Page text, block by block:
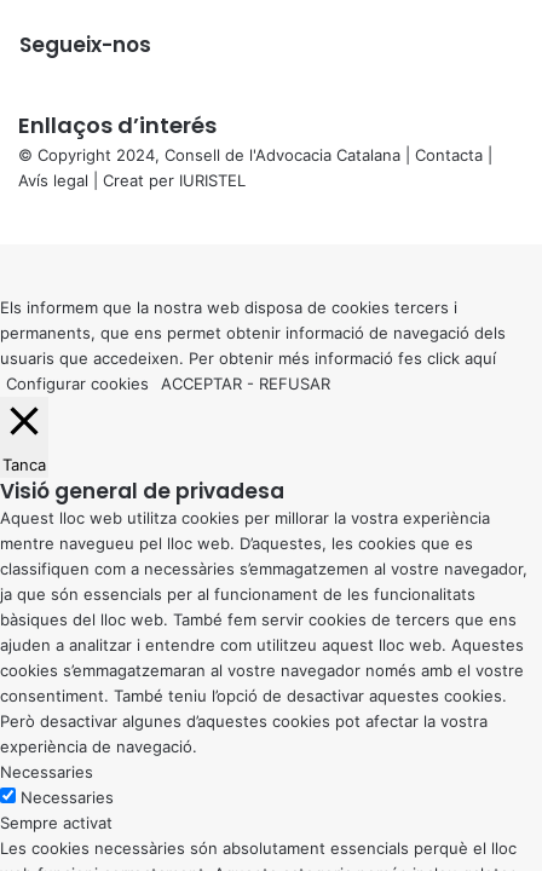
Segueix-nos
Enllaços d’interés
© Copyright 2024, Consell de l'Advocacia Catalana | Contacta
Avís legal | Creat per IURISTEL
button
Els informem que la nostra web disposa de cookies tercers i
permanents, que ens permet obtenir informació de navegació dels
usuaris que accedeixen. Per obtenir més informació fes click aquí
Configurar cookies
ACCEPTAR - REFUSAR
Tanca
Visió general de privadesa
Aquest lloc web utilitza cookies per millorar la vostra experiència
mentre navegueu pel lloc web. D’aquestes, les cookies que es
classifiquen com a necessàries s’emmagatzemen al vostre navegador,
ja que són essencials per al funcionament de les funcionalitats
bàsiques del lloc web. També fem servir cookies de tercers que ens
ajuden a analitzar i entendre com utilitzeu aquest lloc web. Aquestes
cookies s’emmagatzemaran al vostre navegador només amb el vostre
consentiment. També teniu l’opció de desactivar aquestes cookies.
Però desactivar algunes d’aquestes cookies pot afectar la vostra
experiència de navegació.
Necessaries
Necessaries
Sempre activat
Les cookies necessàries són absolutament essencials perquè el lloc